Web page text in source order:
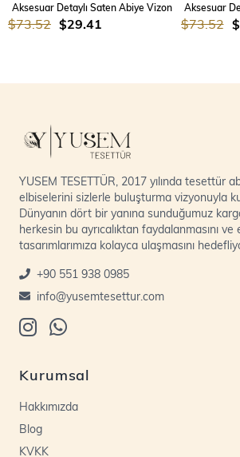
Aksesuar Detaylı Saten Abiye Vizon
$29.41
$73.52
Aksesuar
$73.52
YUSEM TESETTÜR, 2017 yılında tesettür
elbiselerini sizlerle buluşturma vizyonuyla
Dünyanın dört bir yanına sunduğumuz
herkesin bu ayrıcalıktan faydalanmasını ve
tasarımlarımıza kolayca ulaşmasını
+90 551 938 0985
info@yusemtesettur.com
Kurumsal
Hakkımızda
Blog
KVKK